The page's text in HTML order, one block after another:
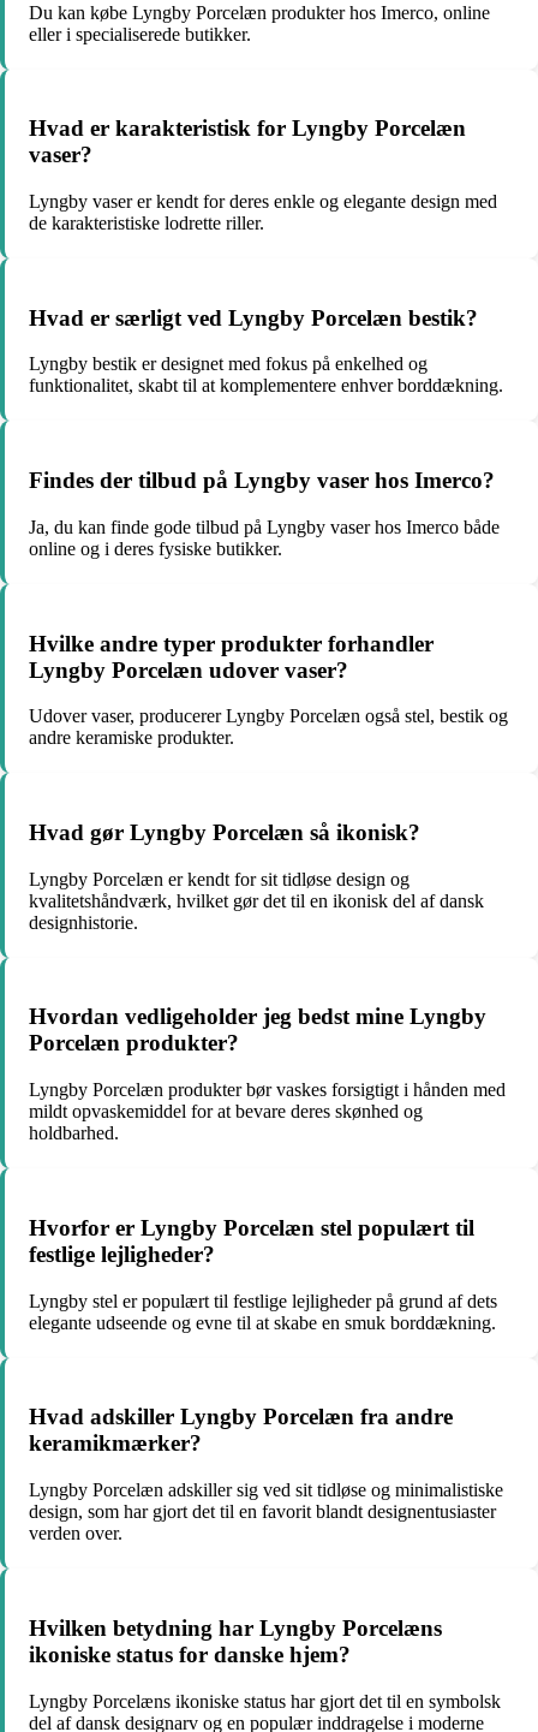
Du kan købe Lyngby Porcelæn produkter hos Imerco, online
eller i specialiserede butikker.
Hvad er karakteristisk for Lyngby Porcelæn
vaser?
Lyngby vaser er kendt for deres enkle og elegante design med
de karakteristiske lodrette riller.
Hvad er særligt ved Lyngby Porcelæn bestik?
Lyngby bestik er designet med fokus på enkelhed og
funktionalitet, skabt til at komplementere enhver borddækning.
Findes der tilbud på Lyngby vaser hos Imerco?
Ja, du kan finde gode tilbud på Lyngby vaser hos Imerco både
online og i deres fysiske butikker.
Hvilke andre typer produkter forhandler
Lyngby Porcelæn udover vaser?
Udover vaser, producerer Lyngby Porcelæn også stel, bestik og
andre keramiske produkter.
Hvad gør Lyngby Porcelæn så ikonisk?
Lyngby Porcelæn er kendt for sit tidløse design og
kvalitetshåndværk, hvilket gør det til en ikonisk del af dansk
designhistorie.
Hvordan vedligeholder jeg bedst mine Lyngby
Porcelæn produkter?
Lyngby Porcelæn produkter bør vaskes forsigtigt i hånden med
mildt opvaskemiddel for at bevare deres skønhed og
holdbarhed.
Hvorfor er Lyngby Porcelæn stel populært til
festlige lejligheder?
Lyngby stel er populært til festlige lejligheder på grund af dets
elegante udseende og evne til at skabe en smuk borddækning.
Hvad adskiller Lyngby Porcelæn fra andre
keramikmærker?
Lyngby Porcelæn adskiller sig ved sit tidløse og minimalistiske
design, som har gjort det til en favorit blandt designentusiaster
verden over.
Hvilken betydning har Lyngby Porcelæns
ikoniske status for danske hjem?
Lyngby Porcelæns ikoniske status har gjort det til en symbolsk
del af dansk designarv og en populær inddragelse i moderne